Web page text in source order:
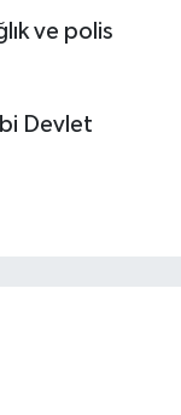
ve polis
Devlet